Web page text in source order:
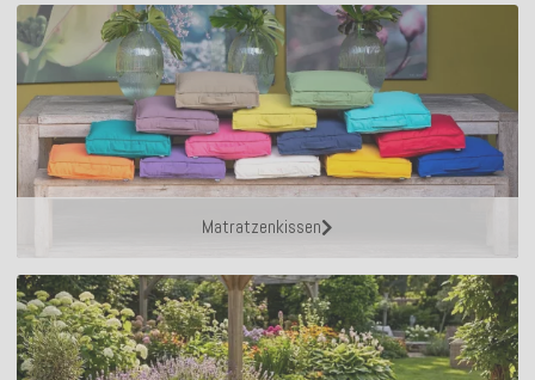
Matratzenkissen